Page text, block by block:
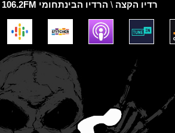
רדיו הקצה \ הרדיו הבינתחומי 106.2FM